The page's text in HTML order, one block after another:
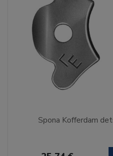
Spona Kofferdam